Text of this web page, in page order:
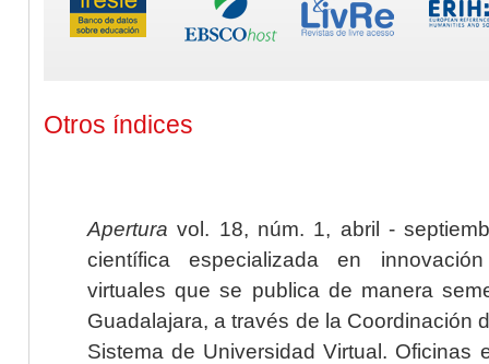
Otros índices
Apertura vol. 18, núm. 1, abril -
científica especializada en
virtuales que se publica de manera
Guadalajara, a través de la Coordinación
Sistema de Universidad Virtual. Oficinas